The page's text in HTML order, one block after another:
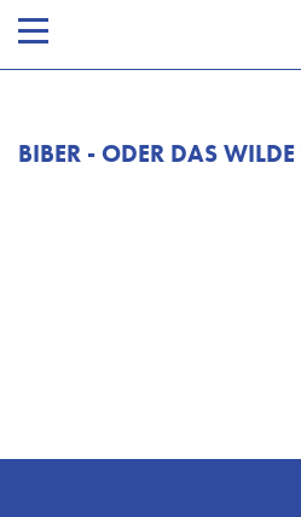
Kalender
Besuch
BIBER - ODER DAS WILDE